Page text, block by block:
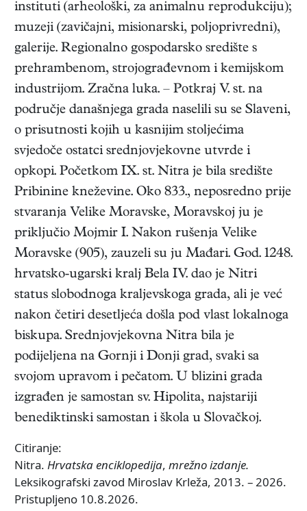
instituti (arheološki, za animalnu reprodukciju);
muzeji (zavičajni, misionarski, poljoprivredni),
galerije. Regionalno gospodarsko središte s
prehrambenom, strojograđevnom i kemijskom
industrijom. Zračna luka. – Potkraj V. st. na
područje današnjega grada naselili su se Slaveni,
o prisutnosti kojih u kasnijim stoljećima
svjedoče ostatci srednjovjekovne utvrde i
opkopi. Početkom IX. st. Nitra je bila središte
Pribinine kneževine. Oko 833., neposredno prije
stvaranja Velike Moravske, Moravskoj ju je
priključio Mojmir I. Nakon rušenja Velike
Moravske (905), zauzeli su ju Mađari. God. 1248.
hrvatsko-ugarski kralj Bela IV. dao je Nitri
status slobodnoga kraljevskoga grada, ali je već
nakon četiri desetljeća došla pod vlast lokalnoga
biskupa. Srednjovjekovna Nitra bila je
podijeljena na Gornji i Donji grad, svaki sa
svojom upravom i pečatom. U blizini grada
izgrađen je samostan sv. Hipolita, najstariji
benediktinski samostan i škola u Slovačkoj.
Citiranje:
Nitra. Hrvatska enciklopedija, mrežno izdanje.
Leksikografski zavod Miroslav Krleža, 2013. – 2026.
Pristupljeno 10.8.2026.